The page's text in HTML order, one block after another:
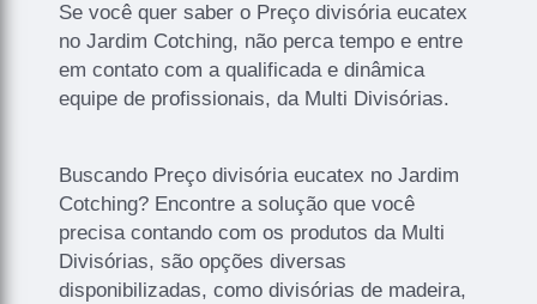
Se você quer saber o Preço divisória eucatex
no Jardim Cotching, não perca tempo e entre
em contato com a qualificada e dinâmica
equipe de profissionais, da Multi Divisórias.
Buscando Preço divisória eucatex no Jardim
Cotching? Encontre a solução que você
precisa contando com os produtos da Multi
Divisórias, são opções diversas
disponibilizadas, como divisórias de madeira,